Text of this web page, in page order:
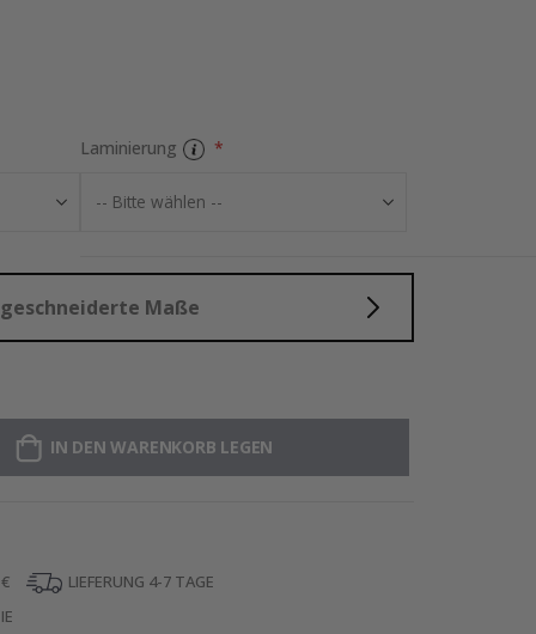
Laminierung
Maße
IN DEN WARENKORB LEGEN
LIEFERUNG 4-7 TAGE